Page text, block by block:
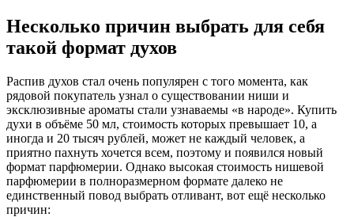
Несколько причин выбрать для себя
такой формат духов
Распив духов стал очень популярен с того момента, как
рядовой покупатель узнал о существовании ниши и
эксклюзивные ароматы стали узнаваемы «в народе». Купить
духи в объёме 50 мл, стоимость которых превышает 10, а
иногда и 20 тысяч рублей, может не каждый человек, а
приятно пахнуть хочется всем, поэтому и появился новый
формат парфюмерии. Однако высокая стоимость нишевой
парфюмерии в полноразмерном формате далеко не
единственный повод выбрать отливант, вот ещё несколько
причин: